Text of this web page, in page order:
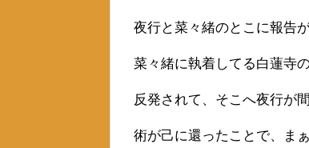
夜行と菜々緒のとこに報告
菜々緒に執着してる白蓮寺
反発されて、そこへ夜行が
術が己に還ったことで、ま